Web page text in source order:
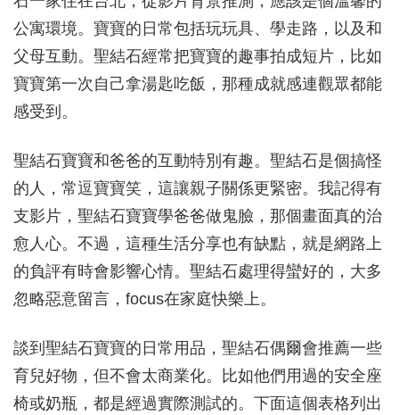
公寓環境。寶寶的日常包括玩玩具、學走路，以及和
父母互動。聖結石經常把寶寶的趣事拍成短片，比如
寶寶第一次自己拿湯匙吃飯，那種成就感連觀眾都能
感受到。
聖結石寶寶和爸爸的互動特別有趣。聖結石是個搞怪
的人，常逗寶寶笑，這讓親子關係更緊密。我記得有
支影片，聖結石寶寶學爸爸做鬼臉，那個畫面真的治
愈人心。不過，這種生活分享也有缺點，就是網路上
的負評有時會影響心情。聖結石處理得蠻好的，大多
忽略惡意留言，focus在家庭快樂上。
談到聖結石寶寶的日常用品，聖結石偶爾會推薦一些
育兒好物，但不會太商業化。比如他們用過的安全座
椅或奶瓶，都是經過實際測試的。下面這個表格列出